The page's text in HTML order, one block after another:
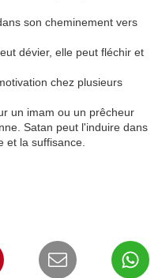
son cheminement vers
dévier, elle peut fléchir et
chez plusieurs
un imam ou un prêcheur
Satan peut l'induire dans
et la suffisance.